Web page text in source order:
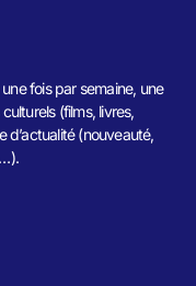
fois par semaine, une
(films, livres,
d’actualité (nouveauté,